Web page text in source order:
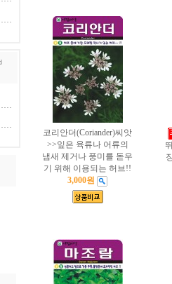
코리안더(Coriander)씨앗
>>잎은 육류나 어류의
냄새 제거나 풍미를 돋우
기 위해 이용되는 허브!!
3,000원